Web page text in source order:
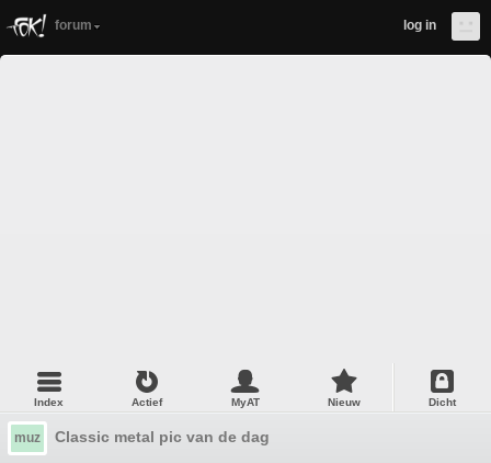
forum log in
Index Actief MyAT Nieuw Dicht
muz Classic metal pic van de dag